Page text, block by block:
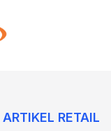
ARTIKEL RETAIL